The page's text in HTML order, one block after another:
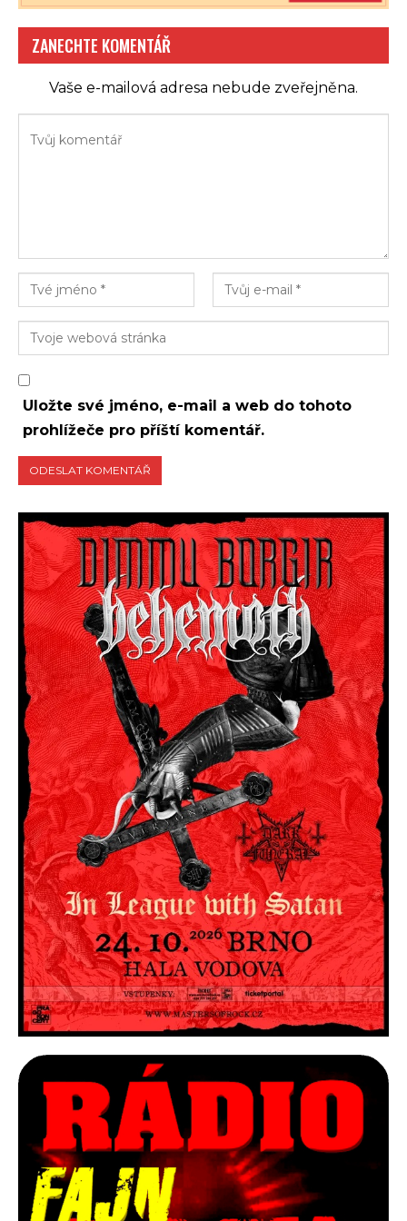
v duchu, na který jsou jeho fanoušci zvyklí – romantické
téma, oslava žen a emocí.Nový singl se postupně začne
objevovat i v rádiovém éteru a v blízké době by k němu
Ani živé hraní ale Fany rozhodně neopouští – jak sám
říká, rock’n’roll patří na pódia mezi lidi. Už v následujícím
Po úspěšném prvním roce plném koncertů je tak zřejmé,
že se v táboře
začínají naplno dít věcii na poli
by rozhodně měli zpozornět – tahle kapitola teprve
začíná.
ZANECHTE KOMENTÁŘ
Vaše e-mailová adresa nebude zveřejněna.
Uložte své jméno, e-mail a web do tohoto
prohlížeče pro příští komentář.